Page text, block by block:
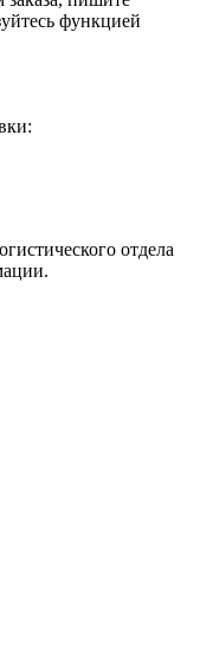
функцией
отдела